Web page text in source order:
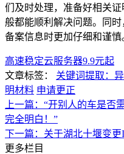
们及时处理，准备好相关
般都能顺利解决问题。同
备案信息时更加仔细和谨慎
高速稳定云服务器9.9元起
文章标签：
关键词提取：
明材料 申请更正
上一篇：“开别人的车是否
完全明白！”
下一篇：关于湖北十堰变更
更多栏目